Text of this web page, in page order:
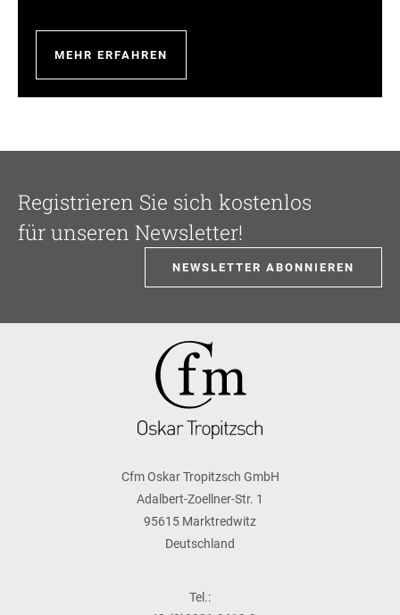
MEHR ERFAHREN
Registrieren Sie sich kostenlos
für unseren Newsletter!
NEWSLETTER ABONNIEREN
Cfm Oskar Tropitzsch GmbH
Adalbert-Zoellner-Str. 1
95615 Marktredwitz
Deutschland
Tel.: